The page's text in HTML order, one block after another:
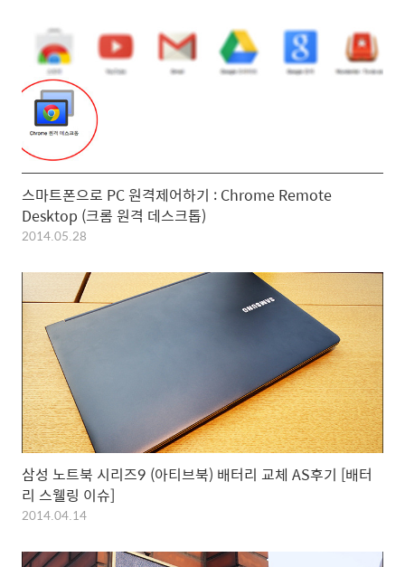
스마트폰으로 PC 원격제어하기 : Chrome Remote
Desktop (크롬 원격 데스크톱)
2014.05.28
삼성 노트북 시리즈9 (아티브북) 배터리 교체 AS후기 [배터
리 스웰링 이슈]
2014.04.14